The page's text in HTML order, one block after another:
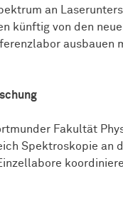
an
künftig von den
ausbauen
Fakultät
Spektroskopie an